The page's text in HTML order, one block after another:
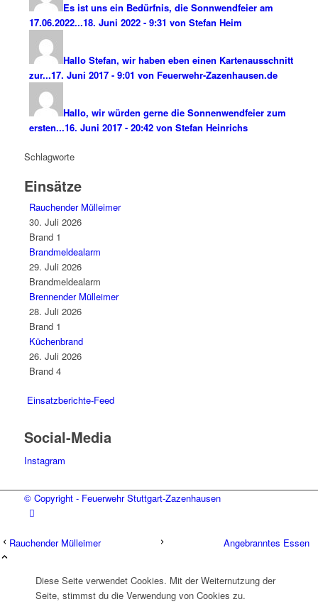
Es ist uns ein Bedürfnis, die Sonnwendfeier am
17.06.2022...18. Juni 2022 - 9:31 von Stefan Heim
Hallo Stefan, wir haben eben einen Kartenausschnitt
zur...17. Juni 2017 - 9:01 von Feuerwehr-Zazenhausen.de
Hallo, wir würden gerne die Sonnenwendfeier zum
ersten...16. Juni 2017 - 20:42 von Stefan Heinrichs
Schlagworte
Einsätze
Rauchender Mülleimer
30. Juli 2026
Brand 1
Brandmeldealarm
29. Juli 2026
Brandmeldealarm
Brennender Mülleimer
28. Juli 2026
Brand 1
Küchenbrand
26. Juli 2026
Brand 4
Einsatzberichte-Feed
Social-Media
Instagram
© Copyright - Feuerwehr Stuttgart-Zazenhausen
Rauchender Mülleimer Angebranntes Essen
Diese Seite verwendet Cookies. Mit der Weiternutzung der
Seite, stimmst du die Verwendung von Cookies zu.